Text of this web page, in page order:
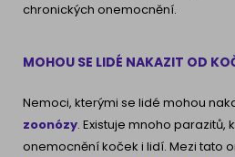
chronických onemocnění.
MOHOU SE LIDÉ NAKAZIT OD
Nemoci, kterými se lidé mohou
zoonózy. Existuje mnoho
onemocnění koček i lidí. Mezi tato